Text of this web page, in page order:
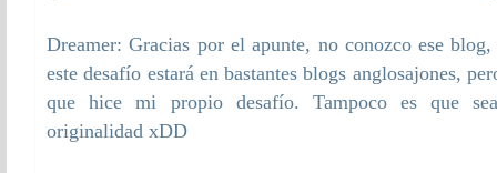
Dreamer: Gracias por el apunte, no conozco ese
este desafío estará en bastantes blogs anglosajones,
que hice mi propio desafío. Tampoco es que
originalidad xDD